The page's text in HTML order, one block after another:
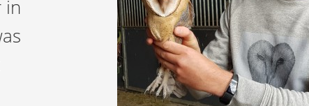
in